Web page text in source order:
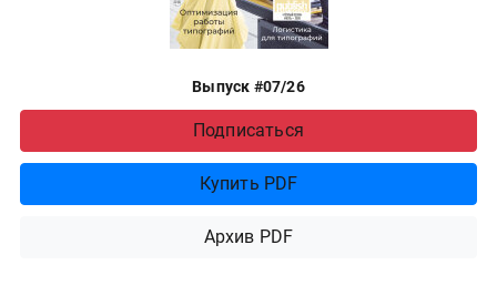
Выпуск #07/26
Подписаться
Купить PDF
Архив PDF